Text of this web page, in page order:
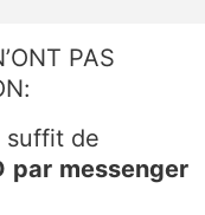
PAS
suffit de
par messenger